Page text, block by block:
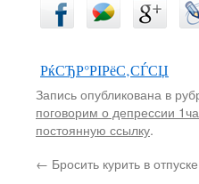
РќСЂР°РІРёС‚СЃСЏ
Запись опубликована в
поговорим о депрессии
постоянную ссылку.
← Бросить курить в отпуске